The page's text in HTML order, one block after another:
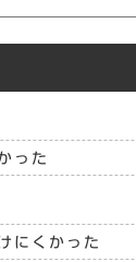
った
にくかった